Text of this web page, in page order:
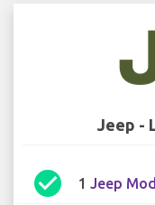
Jeep -
check_circle 1 Jeep